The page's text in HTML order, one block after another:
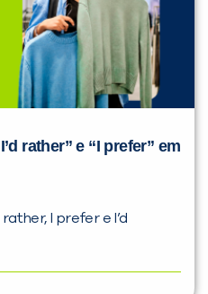
rather” e “I prefer” em
I prefer e I’d